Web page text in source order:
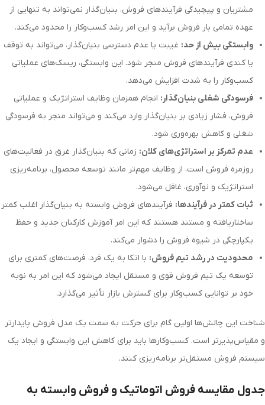
مشتریان و پیچیدگی فرآیندهای فروش، بنیان‌گذار نمی‌تواند به تنهایی از
عهده تمامی بار فروش برآید و این امر رشد کسب‌وکار را محدود می‌کند.
وابستگی بیش از حد: غیبت یا عدم دسترسی بنیان‌گذار، می‌تواند به توقف
یا کندی فرآیندهای فروش منجر شود. این وابستگی، ریسک‌های عملیاتی
کسب‌وکار را به شدت افزایش می‌دهد.
فرسودگی شغلی بنیان‌گذار: انجام همزمان وظایف استراتژیک و عملیاتی
فروش، فشار زیادی بر بنیان‌گذار وارد می‌کند و می‌تواند منجر به فرسودگی
شغلی و کاهش بهره‌وری شود.
عدم تمرکز بر استراتژی‌های کلان: زمانی که بنیان‌گذار غرق در فعالیت‌های
روزمره فروش است، از وظایف مهم‌تر مانند توسعه محصول، برنامه‌ریزی
استراتژیک و نوآوری، غافل می‌شود.
ثبات کمتر در فرآیندها: فرآیندهای فروش وابسته به بنیان‌گذار اغلب کمتر
ساختاریافته و مستند هستند که این امر آموزش کارکنان جدید و حفظ
یکپارچگی در شیوه فروش را دشوار می‌کند.
محدودیت در رشد تیم فروش: با اتکا به یک فرد، فرصت‌های کمتری برای
توسعه یک تیم فروش قوی و مستقل ایجاد می‌شود که این امر به نوبه
خود بر توانایی کسب‌وکار برای گسترش بازار تأثیر می‌گذارد.
شناخت این چالش‌ها اولین گام برای حرکت به سمت یک مدل فروش پایدارتر
و مقیاس‌پذیرتر است. کسب‌وکارها باید برای کاهش این وابستگی و ایجاد یک
سیستم فروش مستقل‌تر برنامه‌ریزی کنند.
جدول مقایسه فروش اتوماتیک و فروش وابسته به